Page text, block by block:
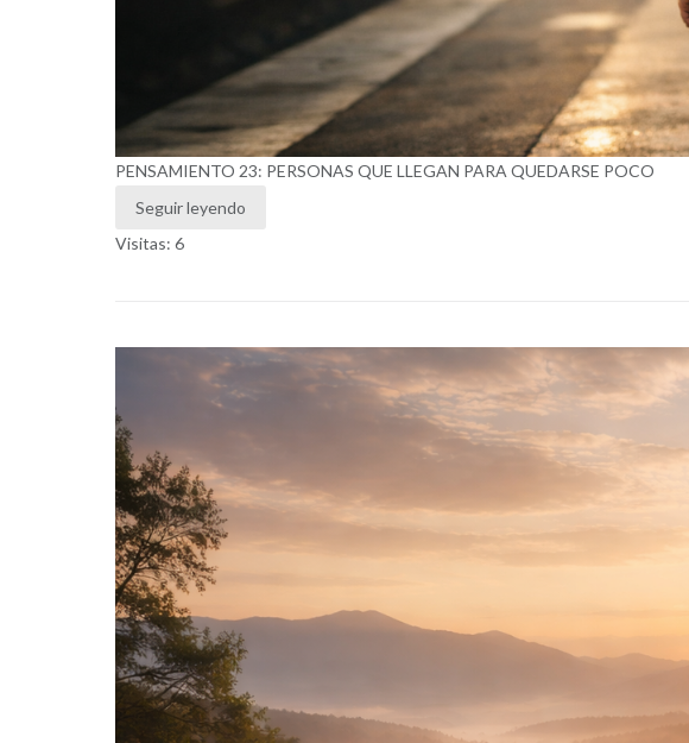
PENSAMIENTO 23: PERSONAS QUE LLEGAN PARA QUEDARSE POCO
Seguir leyendo
Visitas: 6